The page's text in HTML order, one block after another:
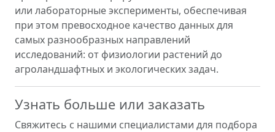
или лабораторные эксперименты, обеспечивая
при этом превосходное качество данных для
самых разнообразных направлений
исследований: от физиологии растений до
агроландшафтных и экологических задач.
Узнать больше или заказать
Свяжитесь с нашими специалистами для подбора